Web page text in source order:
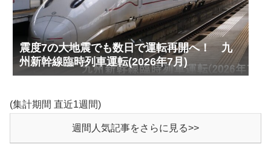
震度7の大地震でも数日で運転再開へ！ 九
州新幹線臨時列車運転(2026年7月)
(集計期間 直近1週間)
週間人気記事をさらに見る>>